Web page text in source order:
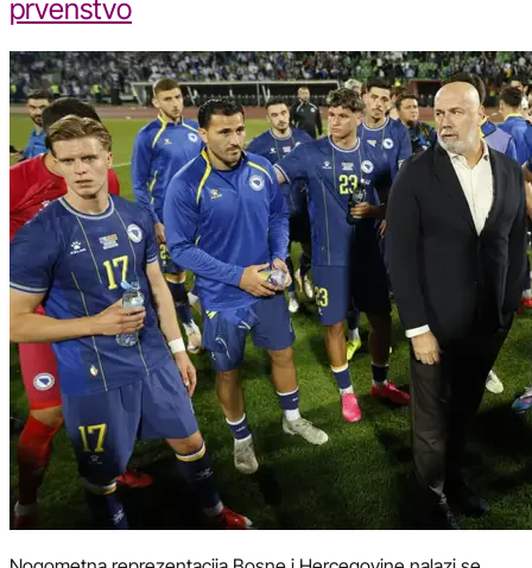
prvenstvo